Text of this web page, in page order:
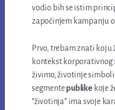
vodio bih se istim
započinjem kampanju
Prvo, trebam znati koju
kontekst korporativnog
živimo, životinje
segmente publikekoje
“životinja” ima svoje